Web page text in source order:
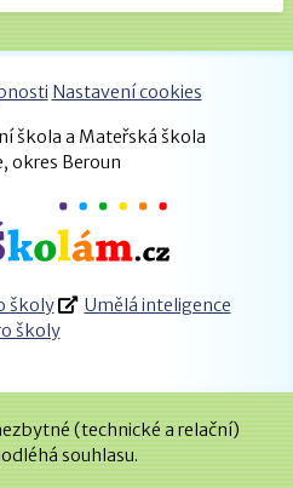
Nastavení cookies
škola a Mateřská škola
okres Beroun
školy
Umělá inteligence
školy
(technické a relační)
souhlasu.